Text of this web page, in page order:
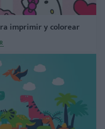
imprimir y colorear